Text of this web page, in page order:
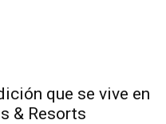
que se vive en
& Resorts